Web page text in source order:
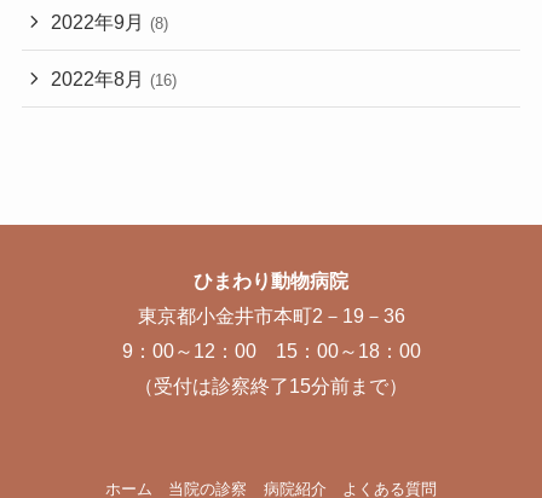
2022年9月 (8)
2022年8月 (16)
ひまわり動物病院
東京都小金井市本町2－19－36
9：00～12：00 15：00～18：00
（受付は診察終了15分前まで）
ホーム 当院の診察 病院紹介 よくある質問